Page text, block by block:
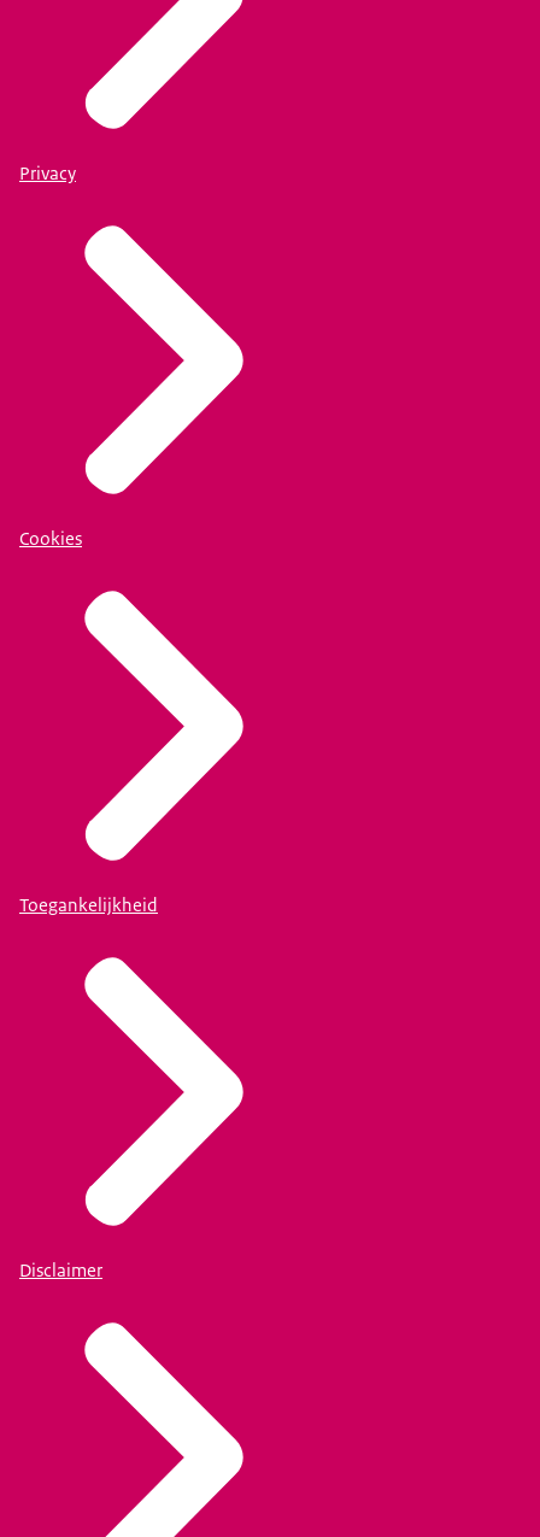
Privacy
Cookies
Toegankelijkheid
Disclaimer